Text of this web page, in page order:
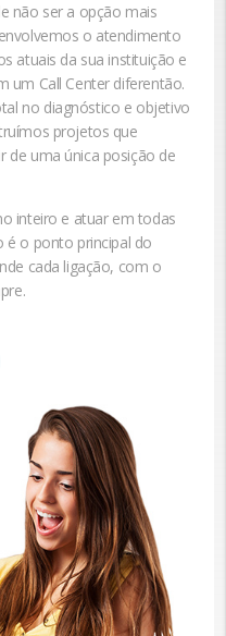
não ser a opção mais
o atendimento
atuais da sua instituição e
um Call Center diferentão.
no diagnóstico e objetivo
projetos que
de uma única posição de
inteiro e atuar em todas
é o ponto principal do
cada ligação, com o